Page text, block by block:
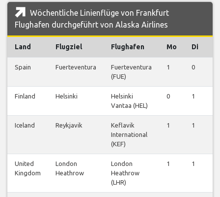
Wöchentliche Linienflüge von Frankfurt
Flughafen durchgeführt von Alaska Airlines
Land Flugziel Flughafen Mo Di
Spain Fuerteventura
Fuerteventura
(FUE)
1 0
Finland Helsinki
Helsinki
Vantaa (HEL)
0 1
Iceland Reykjavik
Keflavik
International
(KEF)
1 1
United
Kingdom
London
Heathrow
London
Heathrow
(LHR)
1 1